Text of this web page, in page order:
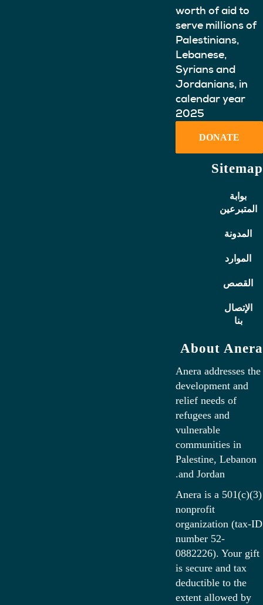
worth of aid to
serve millions of
Palestinians,
Lebanese,
Syrians and
Jordanians, in
calendar year
2025
DONATE
Sitemap
بوابة
المتبرعين
المدونة
الموارد
القصص
الإتصال
بنا
About Anera
Anera addresses the
development and
relief needs of
refugees and
vulnerable
communities in
Palestine, Lebanon
and Jordan.
Anera is a 501(c)(3)
nonprofit
organization (tax-ID
number 52-
0882226). Your gift
is secure and tax
deductible to the
extent allowed by